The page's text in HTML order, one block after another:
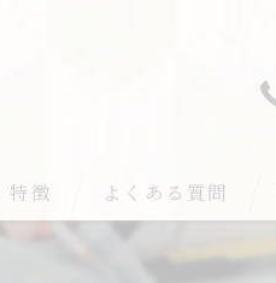
特徴 よくある質問